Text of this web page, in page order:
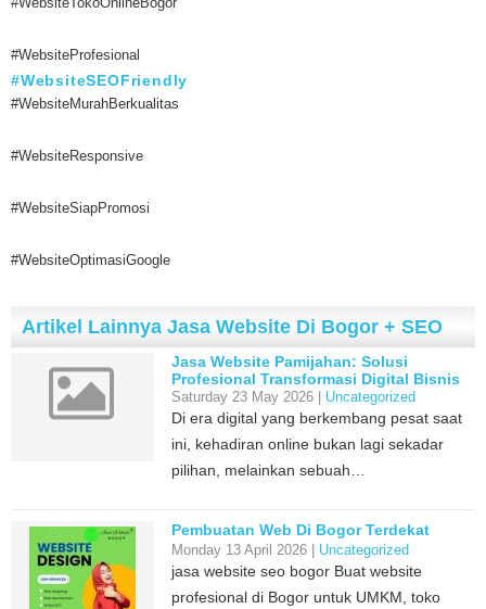
#WebsiteProfesional
#WebsiteSEOFriendly
#WebsiteMurahBerkualitas
#WebsiteResponsive
#WebsiteSiapPromosi
#WebsiteOptimasiGoogle
Artikel Lainnya Jasa Website Di Bogor + SEO
Jasa Website Pamijahan: Solusi
Profesional Transformasi Digital Bisnis
Anda
Saturday 23 May 2026 | Uncategorized
Di era digital yang berkembang pesat saat
ini, kehadiran online bukan lagi sekadar
pilihan, melainkan sebuah…
Pembuatan Web Di Bogor Terdekat
Monday 13 April 2026 | Uncategorized
jasa website seo bogor Buat website
profesional di Bogor untuk UMKM, toko